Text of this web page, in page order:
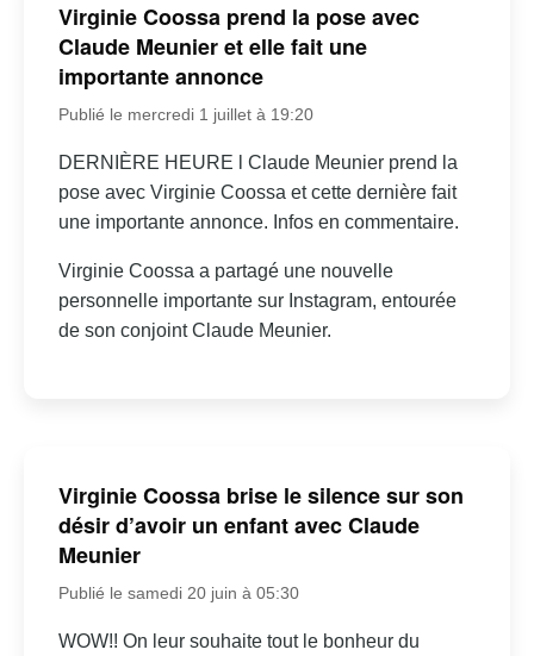
Virginie Coossa prend la pose avec
Claude Meunier et elle fait une
importante annonce
Publié le mercredi 1 juillet à 19:20
DERNIÈRE HEURE l Claude Meunier prend la
pose avec Virginie Coossa et cette dernière fait
une importante annonce. Infos en commentaire.
Virginie Coossa a partagé une nouvelle
personnelle importante sur Instagram, entourée
de son conjoint Claude Meunier.
Virginie Coossa brise le silence sur son
désir d’avoir un enfant avec Claude
Meunier
Publié le samedi 20 juin à 05:30
WOW!! On leur souhaite tout le bonheur du